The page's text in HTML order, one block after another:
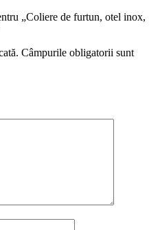
„Coliere de furtun, otel inox,
Câmpurile obligatorii sunt